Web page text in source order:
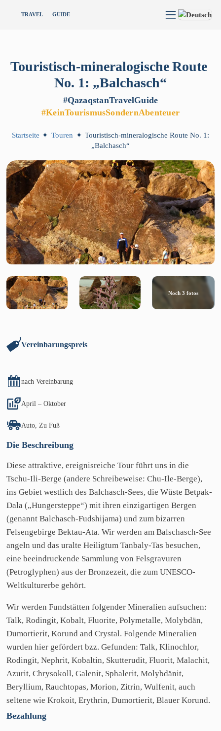
TRAVEL GUIDE
Touristisch-mineralogische Route
No. 1: „Balchasch“
#QazaqstanTravelGuide
#KeinTourismusSondernAbenteuer
Startseite ✦ Touren ✦ Touristisch-mineralogische Route No. 1:
„Balchasch“
Noch 3 fotos
Die Beschreibung
Diese attraktive, ereignisreiche Tour führt uns in die
Tschu-Ili-Berge (andere Schreibeweise: Chu-Ile-Berge),
ins Gebiet westlich des Balchasch-Sees, die Wüste Betpak-
Dala („Hungersteppe“) mit ihren einzigartigen Bergen
(genannt Balchasch-Fudshijama) und zum bizarren
Felsengebirge Bektau-Ata. Wir werden am Balschasch-See
angeln und das uralte Heiligtum Tanbaly-Tas besuchen,
eine beeindruckende Sammlung von Felsgravuren
(Petroglyphen) aus der Bronzezeit, die zum UNESCO-
Weltkulturerbe gehört.
Wir werden Fundstätten folgender Mineralien aufsuchen:
Talk, Rodingit, Kobalt, Fluorite, Polymetalle, Molybdän,
Dumortierit, Korund and Crystal. Folgende Mineralien
wurden hier gefördert bzz. Gefunden: Talk, Klinochlor,
Rodingit, Nephrit, Kobaltin, Skutterudit, Fluorit, Malachit,
Azurit, Chrysokoll, Galenit, Sphalerit, Molybdänit,
Beryllium, Rauchtopas, Morion, Zitrin, Wulfenit, auch
seltene wie Krokoit, Erythrin, Dumortierit, Blauer Korund.
Bezahlung
Vereinbarungspreis
nach Vereinbarung
April – Oktober
Auto, Zu Fuß